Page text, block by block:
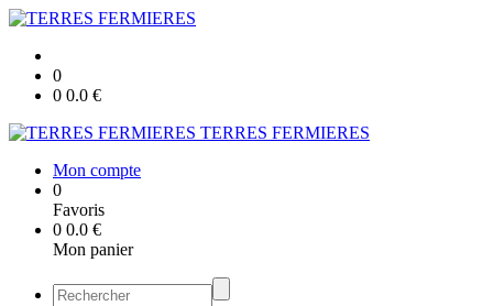
0
0 0.0 €
TERRES FERMIERES
Mon compte
0
Favoris
0 0.0 €
Mon panier